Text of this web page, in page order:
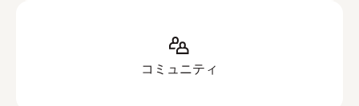
コミュニティ